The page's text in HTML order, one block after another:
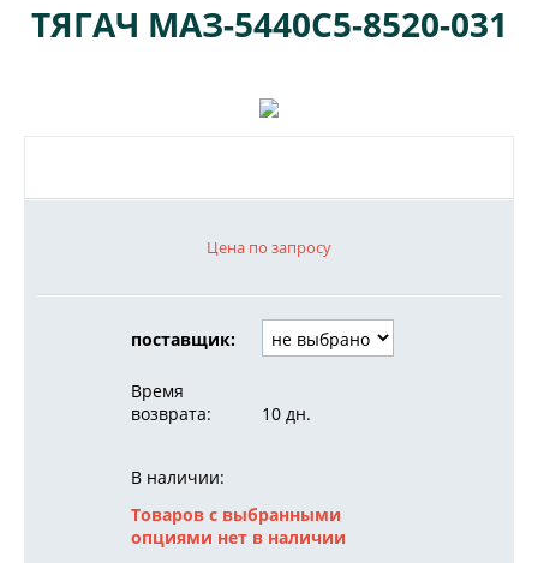
ТЯГАЧ МАЗ-5440С5-8520-031
Цена по запросу
поставщик:
Время
возврата:
10 дн.
В наличии:
Товаров с выбранными
опциями нет в наличии